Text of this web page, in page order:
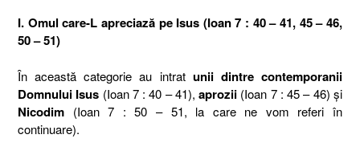
I. Omul care-L apreciază pe Isus (Ioan 7 : 40 – 41, 45 – 46,
50 – 51)
În această categorie au intrat unii dintre contemporanii
Domnului Isus (Ioan 7 : 40 – 41),aprozii (Ioan 7 : 45 – 46) şi
Nicodim (Ioan 7 : 50 – 51, la care ne vom referi în
continuare).